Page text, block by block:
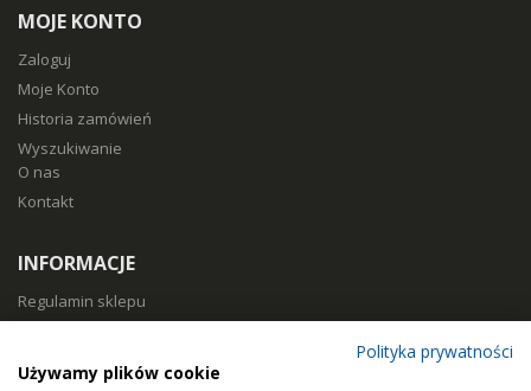
MOJE KONTO
Zaloguj
Moje Konto
Historia zamówień
Wyszukiwanie
O nas
Kontakt
INFORMACJE
Regulamin sklepu
Polityka prywatności
Używamy plików cookie